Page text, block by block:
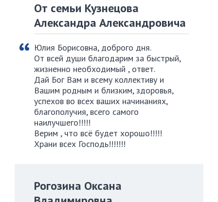
От семьи Кузнецова
Александра Александровича
Юлия Борисовна, доброго дня.
От всей души благодарим за быстрый,
жизненно необходимый , ответ.
Дай Бог Вам и всему коллективу и
Вашим родным и близким, здоровья,
успехов во всех ваших начинаниях,
благополучия, всего самого
наилучшего!!!!!
Верим , что всё будет хорошо!!!!!
Храни всех Господь!!!!!!!
Рогозина Оксана